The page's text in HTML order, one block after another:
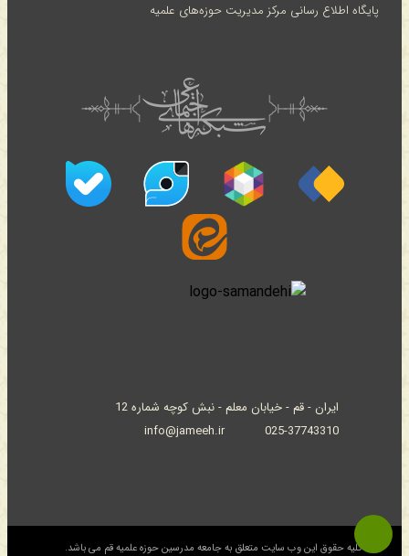
پایگاه اطلاع رسانی مرکز مدیریت حوزه‌های علمیه
ایران - قم - خیابان معلم - نبش کوچه شماره 12
025-37743310
info@jameeh.ir
© کلیه حقوق این وب سایت متعلق به جامعه مدرسین حوزه علمیه قم می باشد.